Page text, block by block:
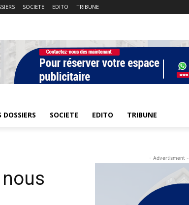
SOCIETE EDITO TRIBUNE
DOSSIERS SOCIETE EDITO TRIBUNE
nous
- Advertisment -